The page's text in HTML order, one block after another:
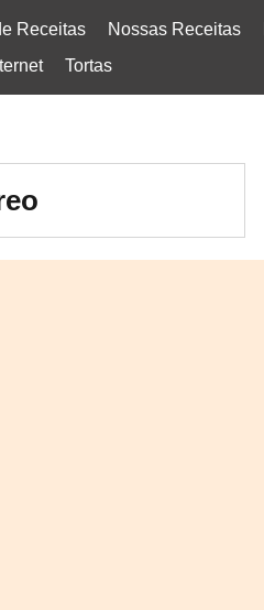
Receitas Nossas Receitas
Tortas